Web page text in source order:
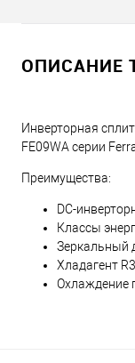
ОПИСАНИЕ
Инверторная
FE09WA серии
Преимущества:
DC-
Классы
Зеркальный
Хладагент
Охлаждение